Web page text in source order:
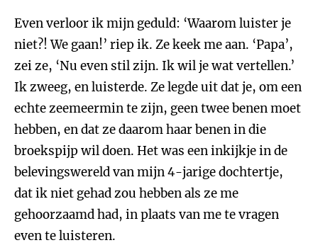
Even verloor ik mijn geduld: ‘Waarom luister je
niet?! We gaan!’ riep ik. Ze keek me aan. ‘Papa’,
zei ze, ‘Nu even stil zijn. Ik wil je wat vertellen.’
Ik zweeg, en luisterde. Ze legde uit dat je, om een
echte zeemeermin te zijn, geen twee benen moet
hebben, en dat ze daarom haar benen in die
broekspijp wil doen. Het was een inkijkje in de
belevingswereld van mijn 4-jarige dochtertje,
dat ik niet gehad zou hebben als ze me
gehoorzaamd had, in plaats van me te vragen
even te luisteren.